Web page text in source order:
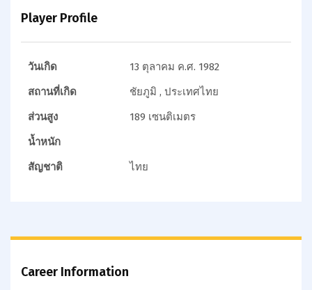
Player Profile
วันเกิด
13 ตุลาคม ค.ศ. 1982
สถานที่เกิด
ชัยภูมิ , ประเทศไทย
ส่วนสูง
189 เซนติเมตร
น้ำหนัก
สัญชาติ
ไทย
Career Information